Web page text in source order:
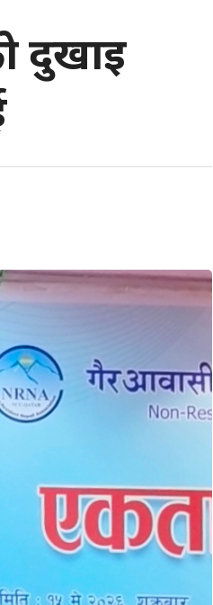
दुखाइ